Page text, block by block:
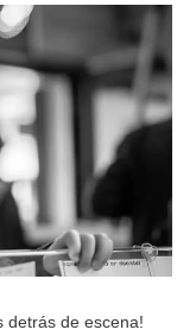
detrás de escena!